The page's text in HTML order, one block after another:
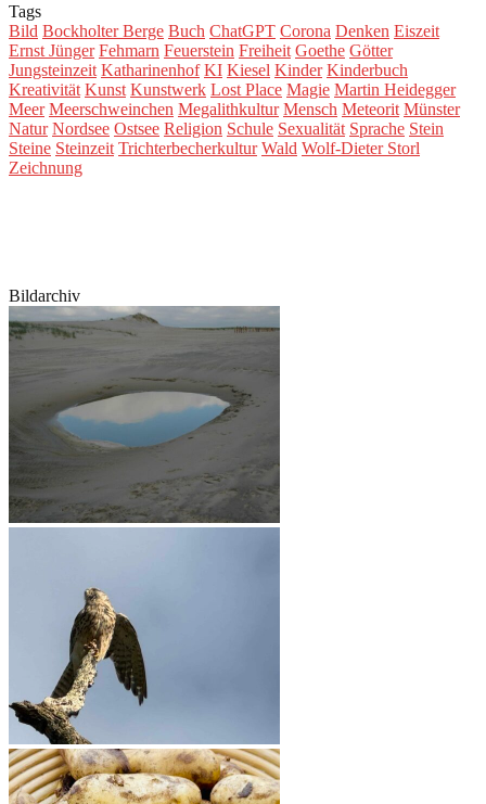
Tags
Bild Bockholter Berge Buch ChatGPT Corona Denken Eiszeit
Ernst Jünger Fehmarn Feuerstein Freiheit Goethe Götter
Jungsteinzeit Katharinenhof KI Kiesel Kinder Kinderbuch
Kreativität Kunst Kunstwerk Lost Place Magie Martin Heidegger
Meer Meerschweinchen Megalithkultur Mensch Meteorit Münster
Natur Nordsee Ostsee Religion Schule Sexualität Sprache Stein
Steine Steinzeit Trichterbecherkultur Wald Wolf-Dieter Storl
Zeichnung
Bildarchiv